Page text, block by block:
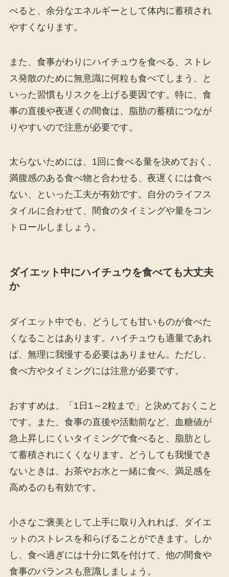
べると、余分なエネルギーとして体内に蓄積され
やすくなります。
また、食事がわりにハイチュウを食べる、ストレ
ス発散のために無意識に何粒も食べてしまう、と
いった習慣もリスクを上げる要因です。特に、食
事の直後や夜遅くの間食は、脂肪の蓄積につなが
りやすいので注意が必要です。
太らないためには、1回に食べる量を決めておく、
満腹感のある食べ物と合わせる、夜遅くには食べ
ない、といった工夫が有効です。自分のライフス
タイルに合わせて、間食のタイミングや量をコン
トロールしましょう。
ダイエット中にハイチュウを食べても大丈夫
か
ダイエット中でも、どうしても甘いものが食べた
くなることはあります。ハイチュウも適量であれ
ば、無理に我慢する必要はありません。ただし、
食べ方やタイミングには注意が必要です。
おすすめは、「1日1～2粒まで」と決めておくこと
です。また、食事の直後や活動前など、血糖値が
急上昇しにくいタイミングで食べると、脂肪とし
て蓄積されにくくなります。どうしても我慢でき
ないときは、お茶やお水と一緒に食べ、満足感を
高めるのも有効です。
小さなご褒美として上手に取り入れれば、ダイエ
ットのストレスを和らげることができます。しか
し、食べ過ぎには十分に気を付けて、他の間食や
食事のバランスも意識しましょう。